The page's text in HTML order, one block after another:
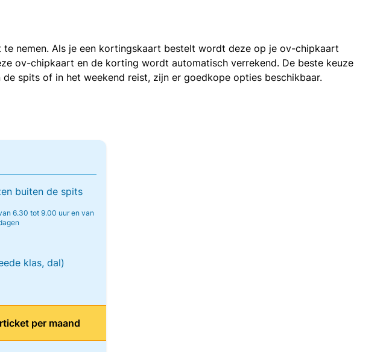
nemen. Als je een kortingskaart bestelt wordt deze op je ov-chipkaart
ov-chipkaart en de korting wordt automatisch verrekend. De beste keuze
spits of in het weekend reist, zijn er goedkope opties beschikbaar.
buiten de spits
6.30 tot 9.00 uur en van
klas, dal)
per maand